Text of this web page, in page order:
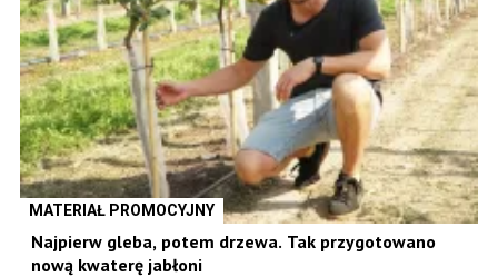
MATERIAŁ PROMOCYJNY
Najpierw gleba, potem drzewa. Tak przygotowano
nową kwaterę jabłoni